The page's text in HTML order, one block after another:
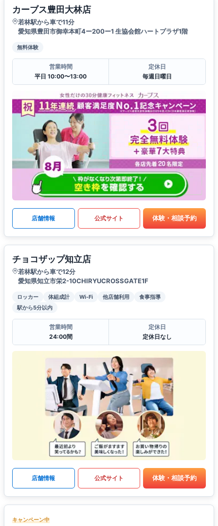
カーブス豊田大林店
若林駅から車で11分
愛知県豊田市御幸本町4ー200ー1 生協会館ハートプラザ1階
無料体験
営業時間
平日 10:00〜13:00
定休日
毎週日曜日
店舗情報 公式サイト 体験・相談予約
チョコザップ知立店
若林駅から車で12分
愛知県知立市栄2-10CHIRYUCROSSGATE1F
ロッカー 体組成計 Wi-Fi 他店舗利用
食事指導
駅から5分以内
営業時間
24:00間
定休日
定休日なし
店舗情報 公式サイト 体験・相談予約
キャンペーン中